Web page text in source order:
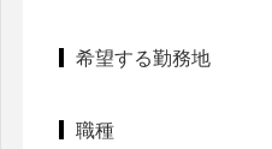
希望する勤務地
職種